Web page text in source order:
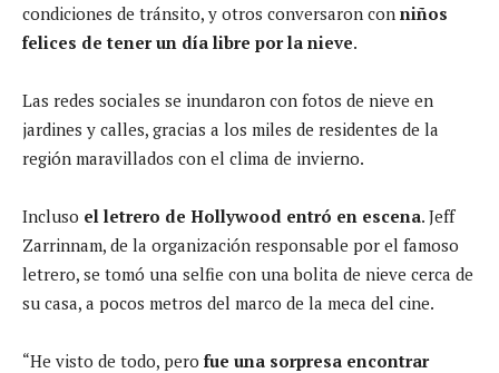
condiciones de tránsito, y otros conversaron con niños
felices de tener un día libre por la nieve.
Las redes sociales se inundaron con fotos de nieve en
jardines y calles, gracias a los miles de residentes de la
región maravillados con el clima de invierno.
Incluso el letrero de Hollywood entró en escena. Jeff
Zarrinnam, de la organización responsable por el famoso
letrero, se tomó una selfie con una bolita de nieve cerca de
su casa, a pocos metros del marco de la meca del cine.
“He visto de todo, pero fue una sorpresa encontrar